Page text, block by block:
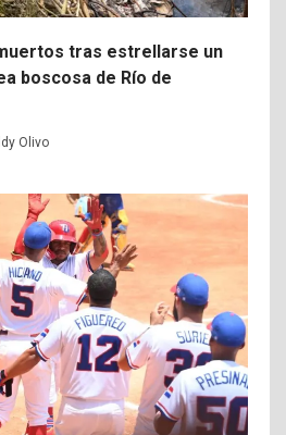
tras estrellarse un
boscosa de Río de
Olivo